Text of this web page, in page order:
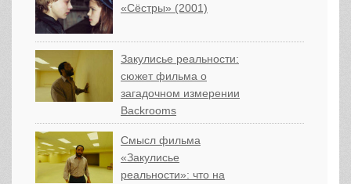
«Сёстры» (2001)
Закулисье реальности:
сюжет фильма о
загадочном измерении
Backrooms
Смысл фильма
«Закулисье
реальности»: что на